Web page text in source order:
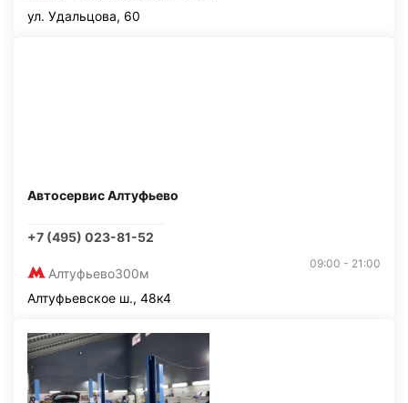
ул. Удальцова, 60
Автосервис Алтуфьево
+7 (495) 023-81-52
Алтуфьево300м
09:00 - 21:00
Алтуфьевское ш., 48к4